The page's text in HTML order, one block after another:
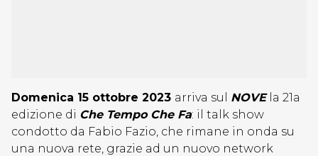
Domenica 15 ottobre 2023 arriva sul NOVEla 21a
edizione di Che Tempo Che Fa: il talk show
condotto da Fabio Fazio, che rimane in onda su
una nuova rete, grazie ad un nuovo network